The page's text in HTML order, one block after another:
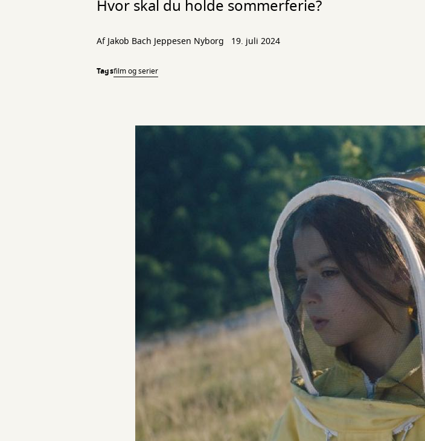
Hvor skal du holde sommerferie?
AfJakob Bach Jeppesen Nyborg 19. juli 2024
Tagsfilm og serier